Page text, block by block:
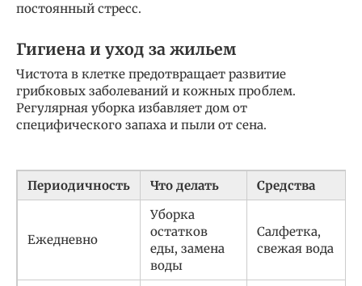
постоянный стресс.
Гигиена и уход за жильем
Чистота в клетке предотвращает развитие
грибковых заболеваний и кожных проблем.
Регулярная уборка избавляет дом от
специфического запаха и пыли от сена.
Периодичность Что делать Средства
Ежедневно
Уборка
остатков
еды, замена
воды
Салфетка,
свежая вода